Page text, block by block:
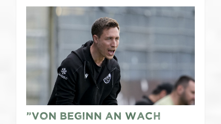
"Von Beginn an wach